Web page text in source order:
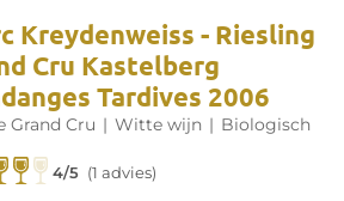
Kreydenweiss - Riesling
Cru Kastelberg
Tardives 2006
Grand Cru | Witte wijn | Biologisch
4/5 (1 advies)